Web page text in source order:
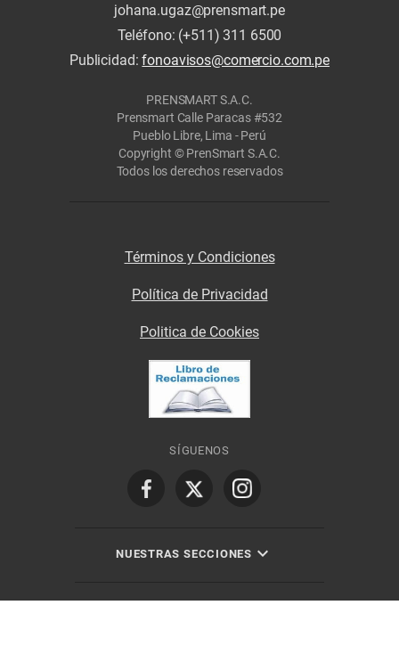
johana.ugaz@prensmart.pe
Teléfono: (+511) 311 6500
Publicidad:fonoavisos@comercio.com.pe
PRENSMART S.A.C.
Prensmart Calle Paracas #532
Pueblo Libre, Lima - Perú
Copyright © PrenSmart S.A.C.
Todos los derechos reservados
Términos y Condiciones
Política de Privacidad
Politica de Cookies
SÍGUENOS
NUESTRAS SECCIONES